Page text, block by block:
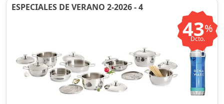
ESPECIALES DE VERANO 2-2026 - 4
43%
Dcto.